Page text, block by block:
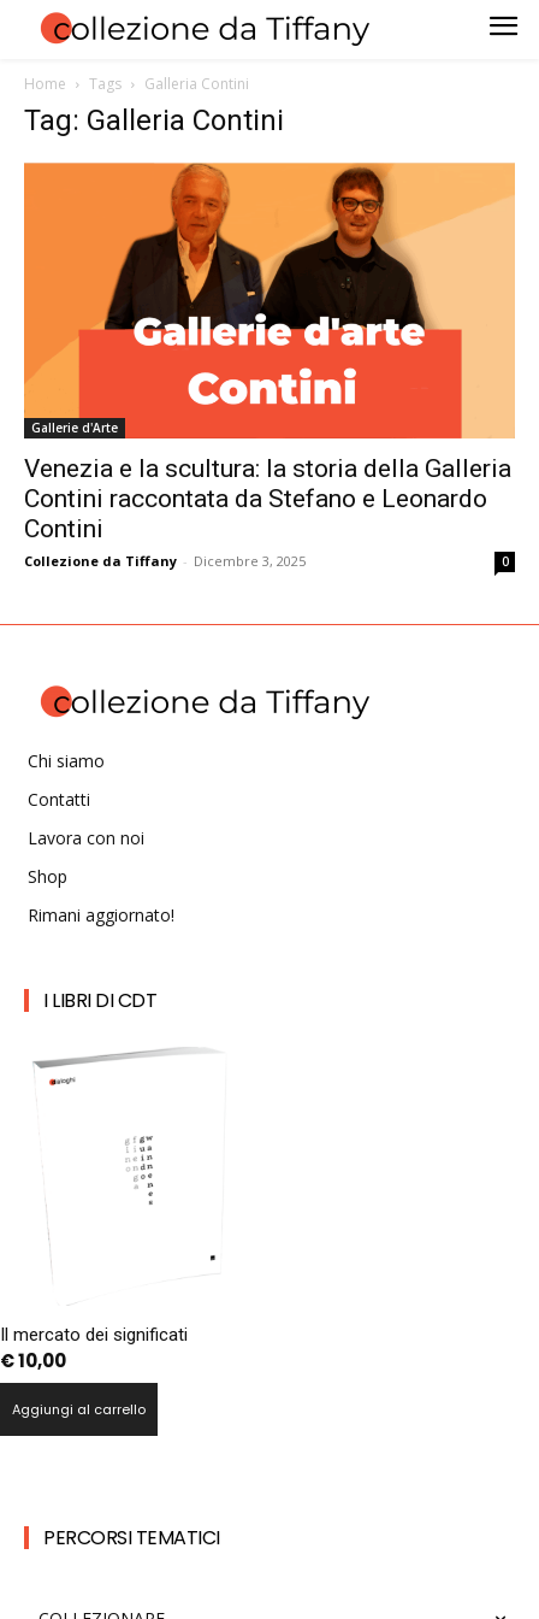
Home Tags Galleria Contini
Tag: Galleria Contini
Gallerie d'Arte
Venezia e la scultura: la storia della Galleria
Contini raccontata da Stefano e Leonardo
Contini
Collezione da Tiffany - Dicembre 3, 2025 0
Chi siamo
Contatti
Lavora con noi
Shop
Rimani aggiornato!
I LIBRI DI CDT
Il mercato dei significati
€10,00
Aggiungi al carrello
PERCORSI TEMATICI